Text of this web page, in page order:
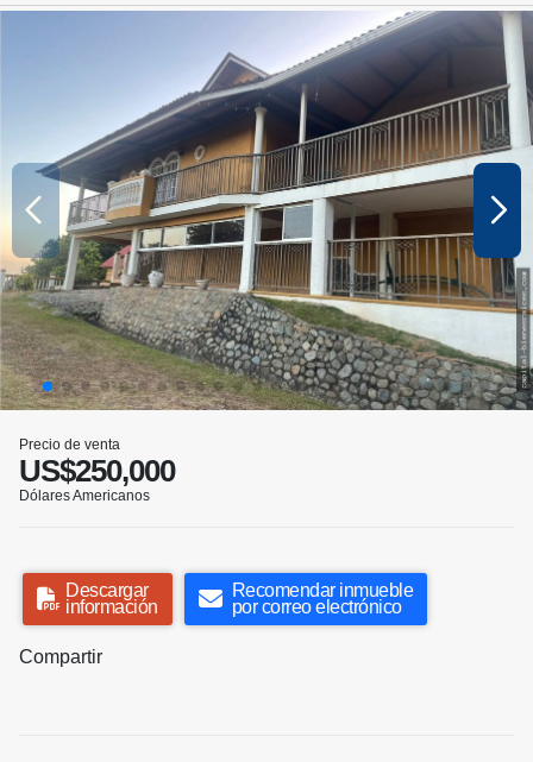
Precio de venta
US$250,000
Dólares Americanos
Descargar
información
Recomendar inmueble
por correo electrónico
Compartir